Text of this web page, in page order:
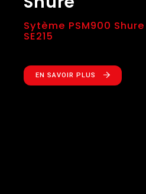
Sytème PSM900
SE215
EN SAVOIR PLUS